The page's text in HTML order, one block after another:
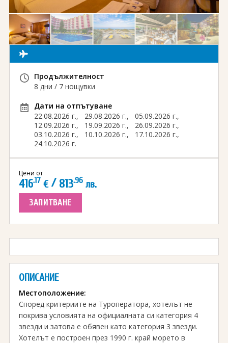
Визи за Куба
Е-ВИЗА ЗА РУСИЯ
ВИЗА за САУДИТСКА АРАБИЯ
Виза за Тайланд
Виза за Турция
Заявление за издаване на електронно разрешение за
пътуване до UK
ПОДАРЪЧЕН ВАУЧЕР ЗА ПЪТУВАНЕ
ТУРИСТИЧЕСКА ЗАСТРАХОВКА
ОЩЕ
Политика за
+359 883 392 152 Запитване
Продължителност
8 дни / 7 нощувки
Дати на отпътуване
22.08.2026 г., 29.08.2026 г., 05.09.2026 г.,
12.09.2026 г., 19.09.2026 г., 26.09.2026 г.,
03.10.2026 г., 10.10.2026 г., 17.10.2026 г.,
24.10.2026 г.
Цени от
416.17 €/ 813.96 лв.
ЗАПИТВАНЕ
ОПИСАНИЕ
Местоположение:
Според критериите на Туроператора, хотелът не
покрива условията на официалната си категория 4
звезди и затова е обявен като категория 3 звезди.
Хотелът e построен през 1990 г. край морето в